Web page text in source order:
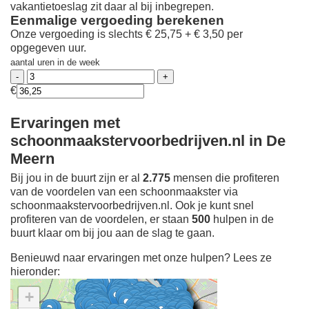
vakantietoeslag zit daar al bij inbegrepen.
Eenmalige vergoeding berekenen
Onze vergoeding is slechts € 25,75 + € 3,50 per
opgegeven uur.
aantal uren in de week
€
Ervaringen met
schoonmaakstervoorbedrijven.nl in De
Meern
Bij jou in de buurt zijn er al 2.775 mensen die profiteren
van de voordelen van een schoonmaakster via
schoonmaakstervoorbedrijven.nl. Ook je kunt snel
profiteren van de voordelen, er staan 500 hulpen in de
buurt klaar om bij jou aan de slag te gaan.
Benieuwd naar ervaringen met onze hulpen? Lees ze
hieronder:
+